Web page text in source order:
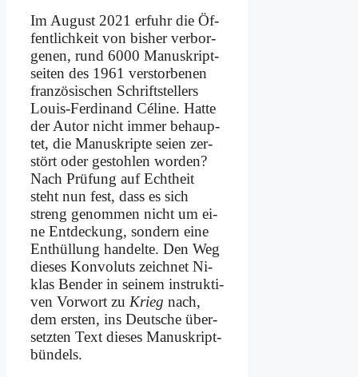
Im Au­gust 2021 er­fuhr die Öf­
fent­lich­keit von bis­her ver­bor­
ge­nen, rund 6000 Ma­nu­skript­
sei­ten des 1961 ver­stor­be­nen
fran­zö­si­schen Schrift­stel­lers
Lou­is-Fer­di­nand Cé­li­ne. Hat­te
der Au­tor nicht im­mer be­haup­
tet, die Ma­nu­skrip­te sei­en zer­
stört oder ge­stoh­len wor­den?
Nach Prü­fung auf Echt­heit
steht nun fest, dass es sich
streng ge­nom­men nicht um ei­
ne Ent­deckung, son­dern ei­ne
Ent­hül­lung han­del­te. Den Weg
die­ses Kon­vo­luts zeich­net Ni­
klas Ben­der in sei­nem in­struk­ti­
ven Vor­wort zu Krieg nach,
dem er­sten, ins Deut­sche über­
setz­ten Text die­ses Ma­nu­skript­
bün­dels.